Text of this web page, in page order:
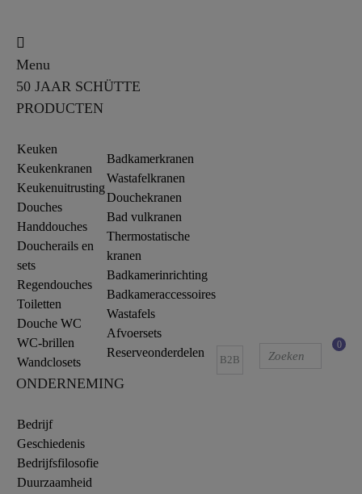
Menu
50 JAAR SCHÜTTE
PRODUCTEN
Keuken
Keukenkranen
Keukenuitrusting
Douches
Handdouches
Doucherails en
sets
Regendouches
Toiletten
Douche WC
WC-brillen
Wandclosets
Badkamerkranen
Wastafelkranen
Douchekranen
Bad vulkranen
Thermostatische
kranen
Badkamerinrichting
Badkameraccessoires
Wastafels
Afvoersets
Reserveonderdelen
ONDERNEMING
Bedrijf
Geschiedenis
Bedrijfsfilosofie
Duurzaamheid
B2B
0